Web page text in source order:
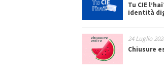
Tu CIE
identità
24 Luglio
Chiusure